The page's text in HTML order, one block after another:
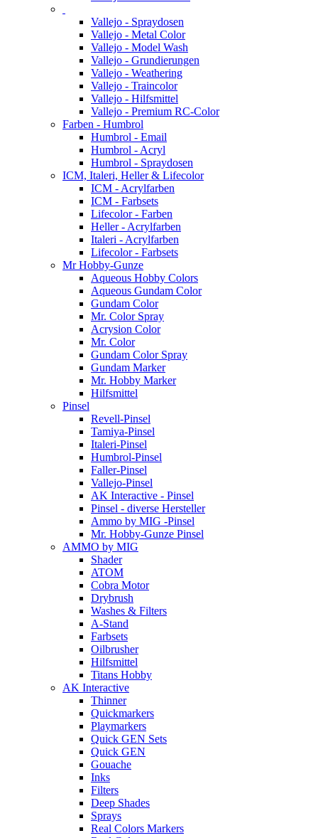
Vallejo - Spraydosen
Vallejo - Metal Color
Vallejo - Model Wash
Vallejo - Grundierungen
Vallejo - Weathering
Vallejo - Traincolor
Vallejo - Hilfsmittel
Vallejo - Premium RC-Color
Farben - Humbrol
Humbrol - Email
Humbrol - Acryl
Humbrol - Spraydosen
ICM, Italeri, Heller & Lifecolor
ICM - Acrylfarben
ICM - Farbsets
Lifecolor - Farben
Heller - Acrylfarben
Italeri - Acrylfarben
Lifecolor - Farbsets
Mr Hobby-Gunze
Aqueous Hobby Colors
Aqueous Gundam Color
Gundam Color
Mr. Color Spray
Acrysion Color
Mr. Color
Gundam Color Spray
Gundam Marker
Mr. Hobby Marker
Hilfsmittel
Pinsel
Revell-Pinsel
Tamiya-Pinsel
Italeri-Pinsel
Humbrol-Pinsel
Faller-Pinsel
Vallejo-Pinsel
AK Interactive - Pinsel
Pinsel - diverse Hersteller
Ammo by MIG -Pinsel
Mr. Hobby-Gunze Pinsel
AMMO by MIG
Shader
ATOM
Cobra Motor
Drybrush
Washes & Filters
A-Stand
Farbsets
Oilbrusher
Hilfsmittel
Titans Hobby
AK Interactive
Thinner
Quickmarkers
Playmarkers
Quick GEN Sets
Quick GEN
Gouache
Inks
Filters
Deep Shades
Sprays
Real Colors Markers